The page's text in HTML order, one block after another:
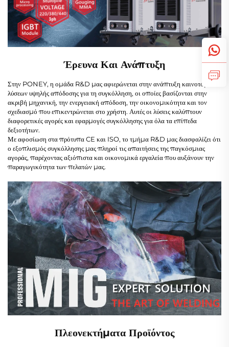
Έρευνα Και Ανάπτυξη
Στην PONEY, η ομάδα R&D μας αφιερώνεται στην ανάπτυξη καινοτόμων
λύσεων υψηλής απόδοσης για τη συγκόλληση, οι οποίες βασίζονται στην
ακριβή μηχανική, την ενεργειακή απόδοση, την οικονομικότητα και τον
σχεδιασμό που επικεντρώνεται στο χρήστη. Αυτές οι λύσεις καλύπτουν
διαφορετικές αγορές και εφαρμογές συγκόλλησης για όλα τα επίπεδα
δεξιοτήτων.
Με αφοσίωση στα πρότυπα CE και ISO, το τμήμα R&D μας διασφαλίζει ότι
ο εξοπλισμός συγκόλλησης μας πληροί τις απαιτήσεις της παγκόσμιας
αγοράς, παρέχοντας αξιόπιστα και οικονομικά εργαλεία που αυξάνουν την
παραγωγικότητα των πελατών μας.
Πλεονεκτήματα Προϊόντος